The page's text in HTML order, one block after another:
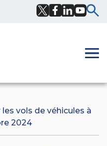
vols de véhicules à
2024